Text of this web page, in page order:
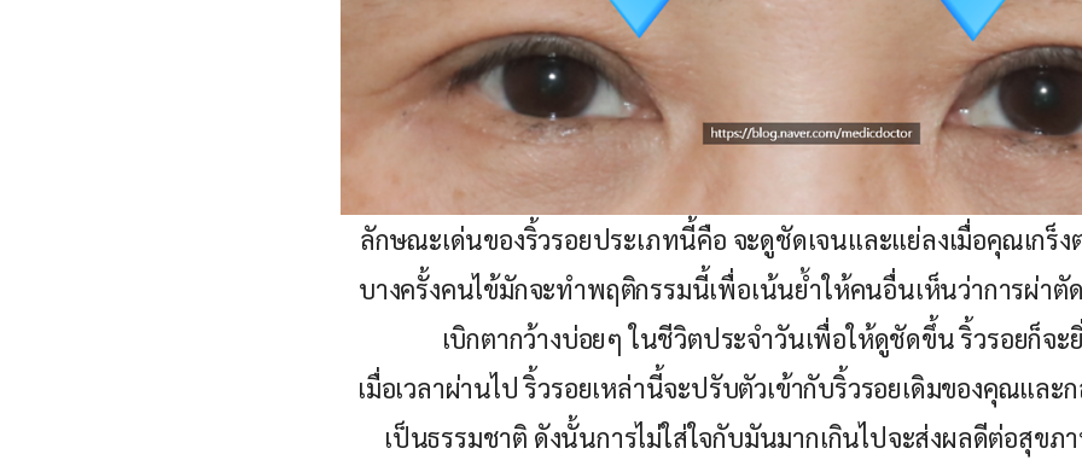
ลักษณะเด่นของริ้วรอยประเภทนี้คือ จะดูชัดเจนและแย่ลงเมื่อคุณเกร็ง
บางครั้งคนไข้มักจะทำพฤติกรรมนี้เพื่อเน้นย้ำให้คนอื่นเห็นว่าการผ่า
เบิกตากว้างบ่อยๆ ในชีวิตประจำวันเพื่อให้ดูชัดขึ้น ริ้วรอยก็จะ
เมื่อเวลาผ่านไป ริ้วรอยเหล่านี้จะปรับตัวเข้ากับริ้วรอยเดิมของคุณและ
เป็นธรรมชาติ ดังนั้นการไม่ใส่ใจกับมันมากเกินไปจะส่งผลดีต่อสุขภ